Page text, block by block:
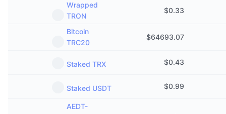
Wrapped
TRON
$0.33
Bitcoin
TRC20
$64693.07
Staked TRX $0.43
Staked USDT $0.99
AEDT-